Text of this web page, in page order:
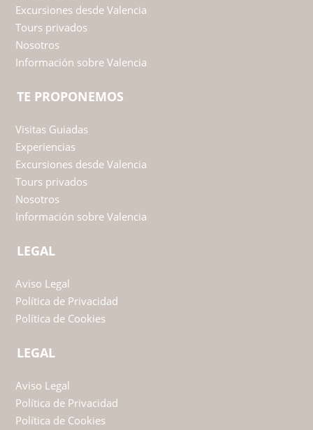
Excursiones desde Valencia
Tours privados
Nosotros
Información sobre Valencia
TE PROPONEMOS
Visitas Guiadas
Experiencias
Excursiones desde Valencia
Tours privados
Nosotros
Información sobre Valencia
LEGAL
Aviso Legal
Política de Privacidad
Política de Cookies
LEGAL
Aviso Legal
Política de Privacidad
Política de Cookies